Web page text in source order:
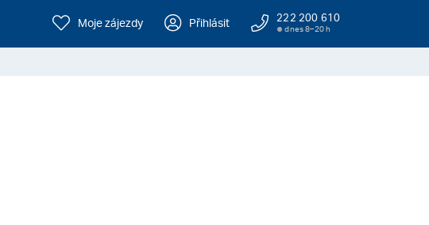
Moje zájezdy Přihlásit 222 200 610
dnes 8–20 h